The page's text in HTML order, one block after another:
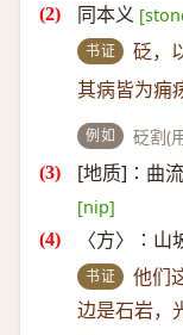
同本义
书证 砭，
其病皆为痈
例如 砭割(
[地质]∶曲
[nip]
〈方〉∶山
书证
他们
边是石岩，